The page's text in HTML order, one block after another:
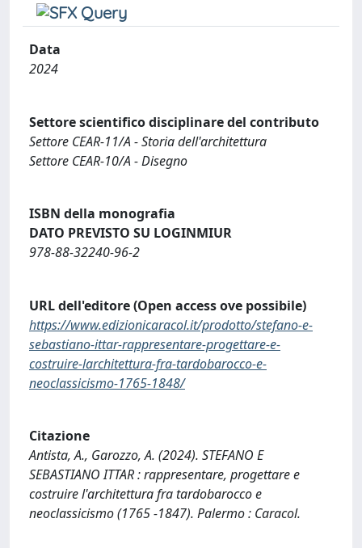
Data
2024
Settore scientifico disciplinare del contributo
Settore CEAR-11/A - Storia dell'architettura
Settore CEAR-10/A - Disegno
ISBN della monografia
DATO PREVISTO SU LOGINMIUR
978-88-32240-96-2
URL dell'editore (Open access ove possibile)
https://www.edizionicaracol.it/prodotto/stefano-e-
sebastiano-ittar-rappresentare-progettare-e-
costruire-larchitettura-fra-tardobarocco-e-
neoclassicismo-1765-1848/
Citazione
Antista, A., Garozzo, A. (2024). STEFANO E
SEBASTIANO ITTAR : rappresentare, progettare e
costruire l'architettura fra tardobarocco e
neoclassicismo (1765 -1847). Palermo : Caracol.